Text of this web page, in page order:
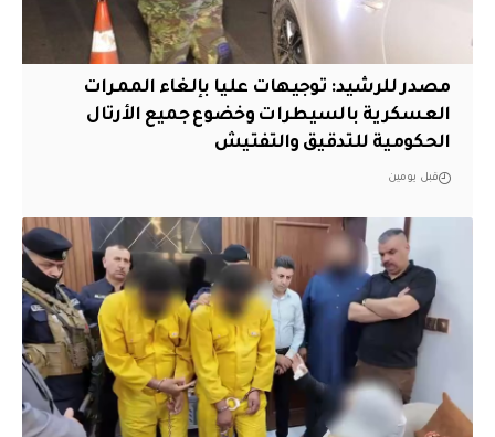
مصدر للرشيد: توجيهات عليا بإلغاء الممرات
العسكرية بالسيطرات وخضوع جميع الأرتال
الحكومية للتدقيق والتفتيش
قبل يومين